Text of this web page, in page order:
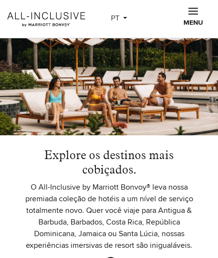
MENU
PT
Explore os destinos mais
cobiçados.
O All-Inclusive by Marriott Bonvoy® leva nossa
premiada coleção de hotéis a um nível de serviço
totalmente novo. Quer você viaje para Antigua &
Barbuda, Barbados, Costa Rica, República
Dominicana, Jamaica ou Santa Lúcia, nossas
experiências imersivas de resort são inigualáveis.